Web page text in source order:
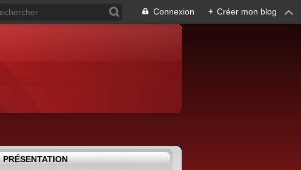
Connexion + Créer mon blog
PRÉSENTATION